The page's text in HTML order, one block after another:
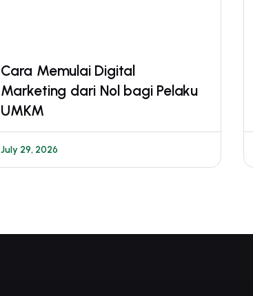
Cara Memulai Digital
Marketing dari Nol bagi Pelaku
UMKM
July 29, 2026